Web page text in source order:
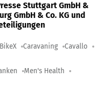
Stuttgart GmbH &
GmbH & Co. KG und
BikeX Caravaning Cavallo
Men's Health